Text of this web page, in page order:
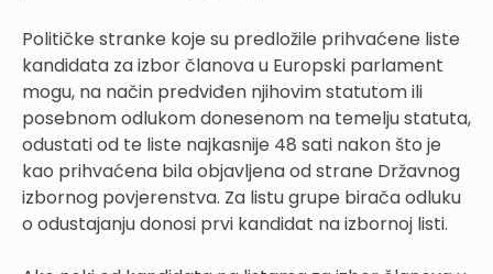
Političke stranke koje su predložile prihvaćene liste
kandidata za izbor članova u Europski parlament
mogu, na način predviđen njihovim statutom ili
posebnom odlukom donesenom na temelju statuta,
odustati od te liste najkasnije 48 sati nakon što je
kao prihvaćena bila objavljena od strane Državnog
izbornog povjerenstva. Za listu grupe birača odluku
o odustajanju donosi prvi kandidat na izbornoj listi.